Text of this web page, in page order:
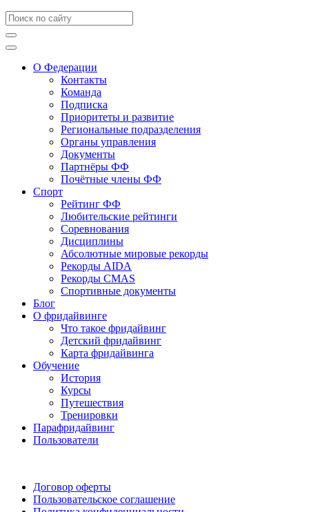
О Федерации
Контакты
Команда
Подписка
Приоритеты и развитие
Региональные подразделения
Органы управления
Документы
Партнёры ФФ
Почётные члены ФФ
Спорт
Рейтинг ФФ
Любительские рейтинги
Соревнования
Дисциплины
Абсолютные мировые рекорды
Рекорды AIDA
Рекорды CMAS
Спортивные документы
Блог
О фридайвинге
Что такое фридайвинг
Детский фридайвинг
Карта фридайвинга
Обучение
История
Курсы
Путешествия
Тренировки
Парафридайвинг
Пользователи
Договор оферты
Пользовательское соглашение